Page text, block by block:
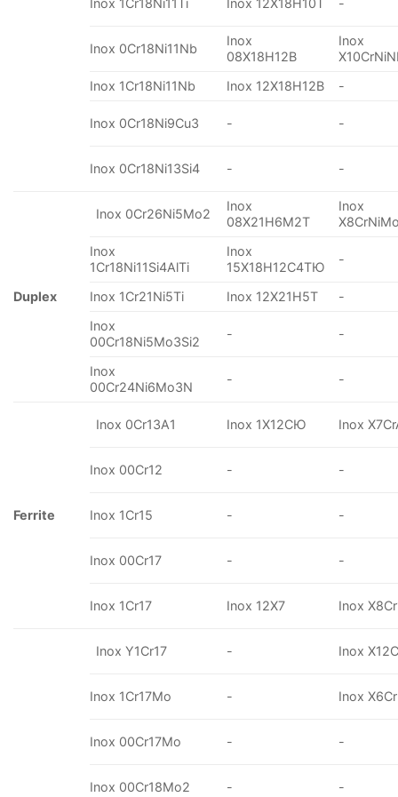
Inox 0Cr18Ni11Nb
Inox
08X18H12B
Inox
Inox 1Cr18Ni11Nb
Inox 12X18H12B -
Inox 0Cr18Ni9Cu3 - -
Inox 0Cr18Ni13Si4 - -
Duplex
Inox 0Cr26Ni5Mo2
Inox
08X21H6M2T
Inox
Inox
1Cr18Ni11Si4AlTi
Inox
15X18H12C4TЮ
-
Inox 1Cr21Ni5Ti Inox 12X21H5T
-
Inox
00Cr18Ni5Mo3Si2
- -
Inox
00Cr24Ni6Mo3N
- -
Ferrite
Inox 0Cr13A1 Inox 1X12CЮ Inox
Inox 00Cr12 - -
Inox 1Cr15 - -
Inox 00Cr17 - -
Inox 1Cr17 Inox 12X7 Inox
Inox Y1Cr17 - Inox
Inox 1Cr17Mo - Inox
Inox 00Cr17Mo - -
Inox 00Cr18Mo2 - -